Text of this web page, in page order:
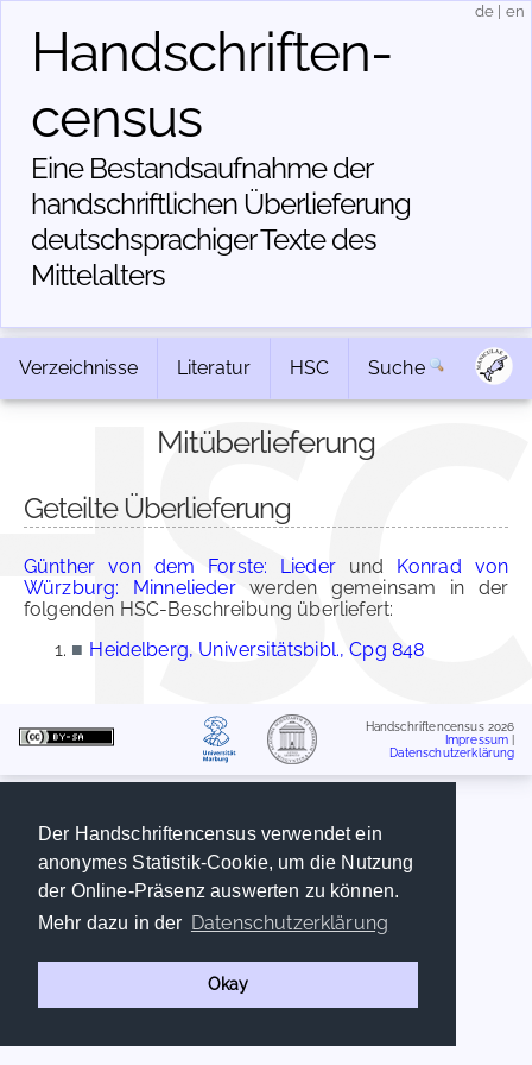
Der Handschriftencensus verwendet ein
anonymes Statistik-Cookie, um die Nutzung
der Online-Präsenz auswerten zu können.
Mehr dazu in der Datenschutzerklärung
Okay
Handschriften­
census
Eine Bestandsaufnahme der
handschriftlichen Über­lieferung
deutschsprachiger Texte des
Mittelalters
de en
Verzeichnisse Literatur HSC Suche
Mitüberlieferung
Geteilte Überlieferung
Günther von dem Forste: Liederund Konrad von
Würzburg: Minneliederwerden gemeinsam in der
folgenden HSC-Beschreibung überliefert:
■ Heidelberg, Universitätsbibl., Cpg 848
Handschriftencensus 2026
Impressum
Datenschutzerklärung